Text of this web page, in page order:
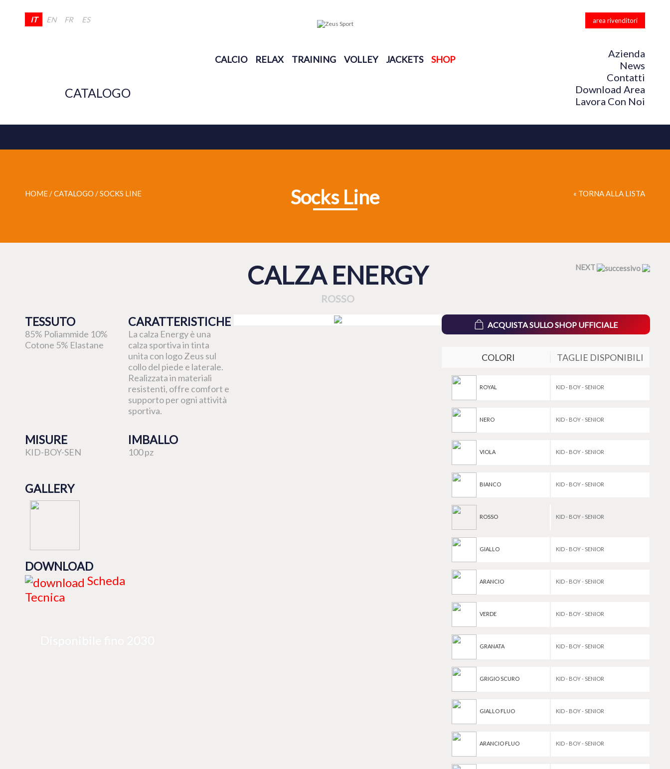
CALCIO RELAX TRAINING VOLLEY JACKETS SHOP
IT EN FR ES area rivenditori
CATALOGO
Azienda
News
Contatti
Download Area
Lavora Con Noi
HOME / CATALOGO /SOCKS LINE Socks Line « TORNA ALLA LISTA
CALZA ENERGY
ROSSO
NEXT
TESSUTO
85% Poliammide 10%
Cotone 5% Elastane
CARATTERISTICHE
La calza Energy è una
calza sportiva in tinta
unita con logo Zeus sul
collo del piede e laterale.
Realizzata in materiali
resistenti, offre comfort e
supporto per ogni attività
sportiva.
MISURE
KID-BOY-SEN
IMBALLO
100 pz
GALLERY
DOWNLOAD
Scheda
Tecnica
ACQUISTA SULLO SHOP UFFICIALE
COLORI TAGLIE DISPONIBILI
ROYAL KID - BOY - SENIOR
NERO KID - BOY - SENIOR
VIOLA KID - BOY - SENIOR
BIANCO KID - BOY - SENIOR
ROSSO KID - BOY - SENIOR
GIALLO KID - BOY - SENIOR
ARANCIO KID - BOY - SENIOR
VERDE KID - BOY - SENIOR
GRANATA KID - BOY - SENIOR
GRIGIO SCURO KID - BOY - SENIOR
GIALLO FLUO KID - BOY - SENIOR
ARANCIO FLUO KID - BOY - SENIOR